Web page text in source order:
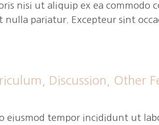
nisi ut aliquip ex ea commodo
pariatur. Excepteur sint
Discussion, Other
eiusmod tempor incididunt ut